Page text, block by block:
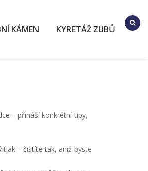
KÁMEN KYRETÁŽ ZUBŮ
– přináší konkrétní tipy,
– čistíte tak, aniž byste